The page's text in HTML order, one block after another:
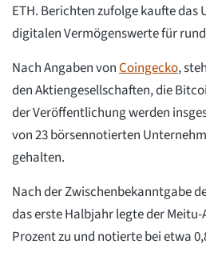
ETH. Berichten zufolge kaufte das
digitalen Vermögenswerte für
Nach Angaben vonCoingecko,
den Aktiengesellschaften, die
der Veröffentlichung werden
von 23 börsennotierten
gehalten.
Nach der Zwischenbekanntgabe
das erste Halbjahr legte der
Prozent zu und notierte bei etwa